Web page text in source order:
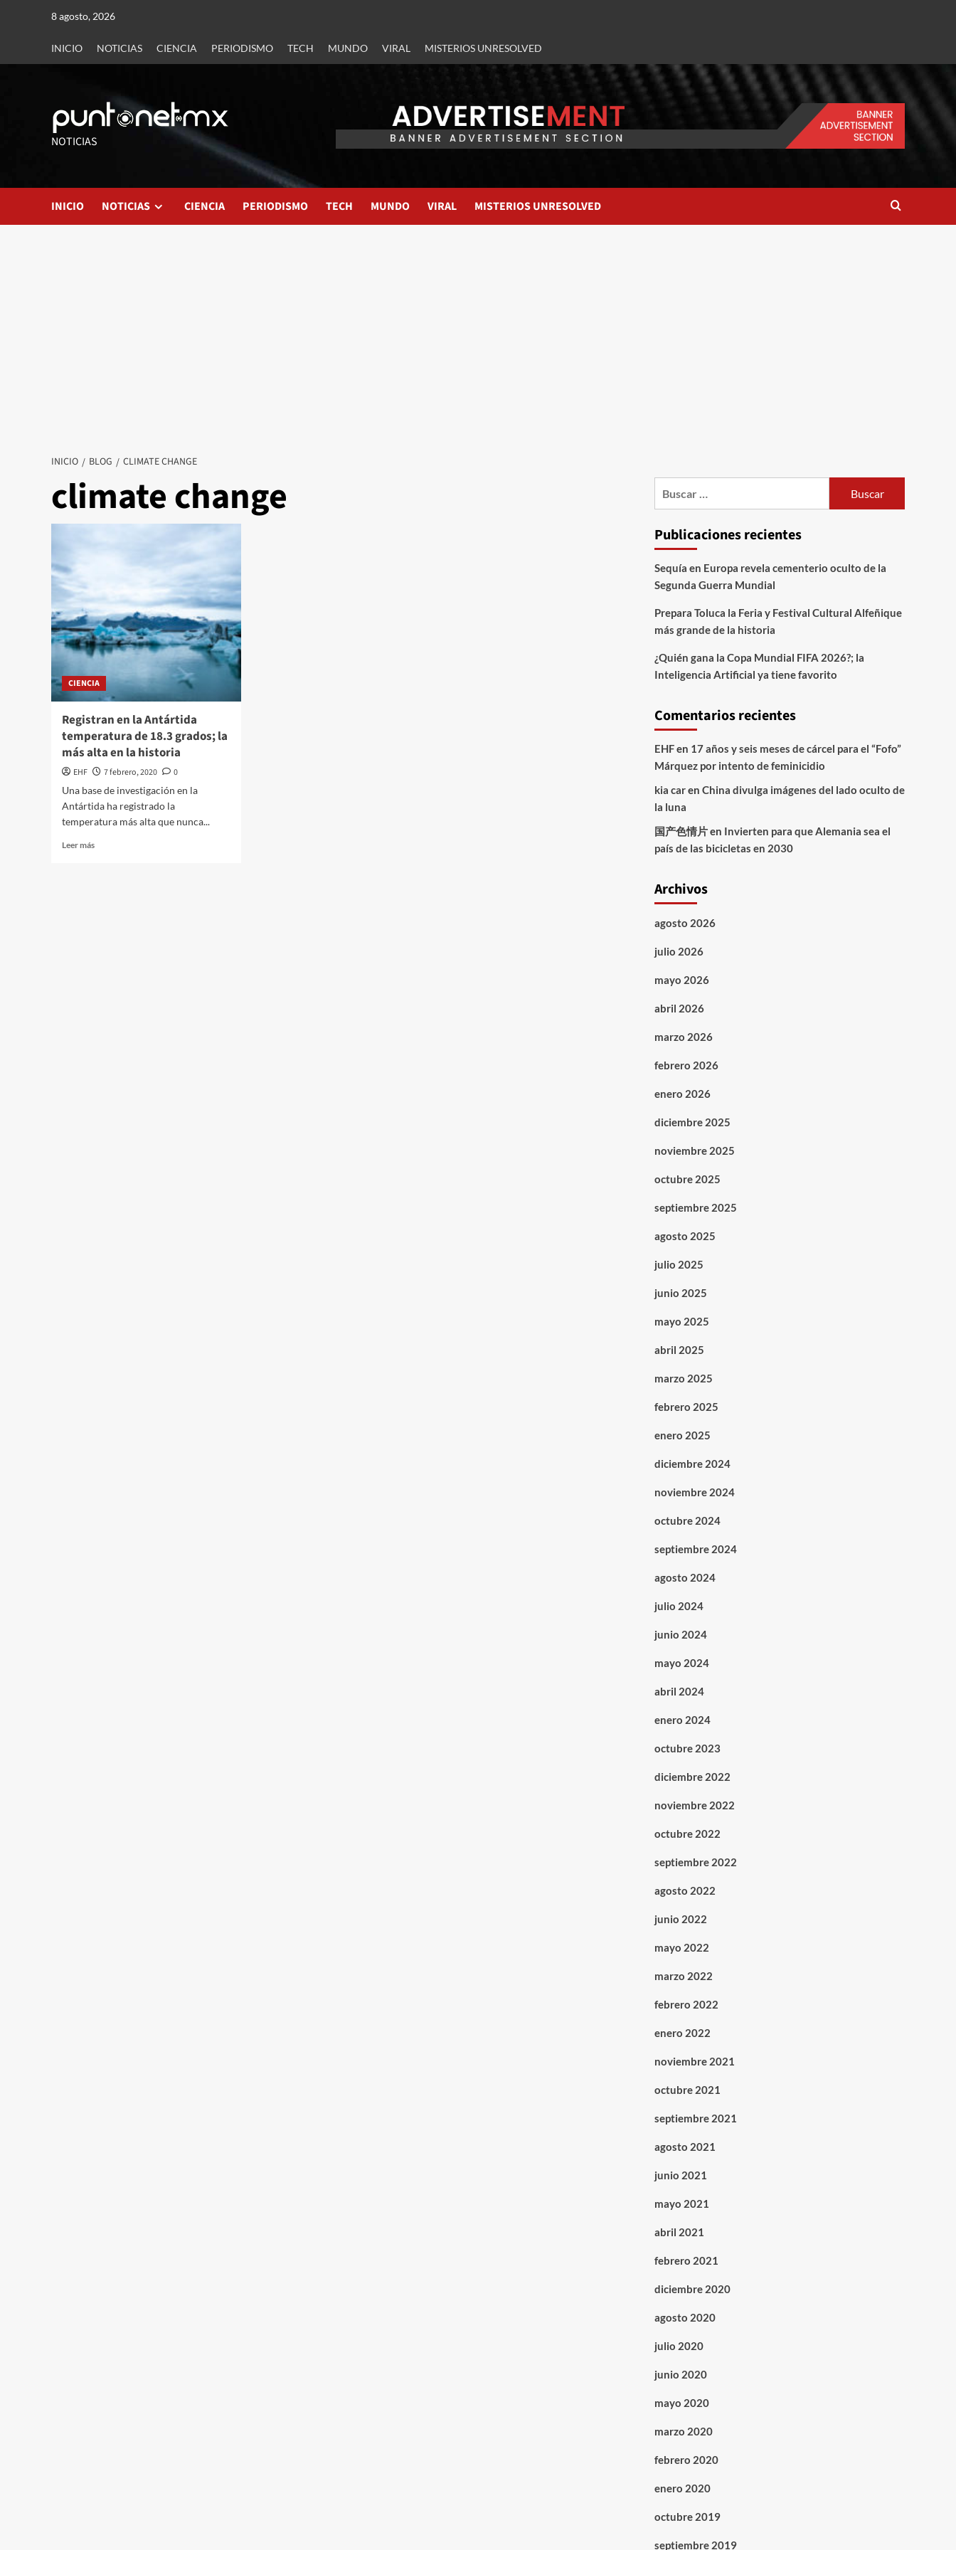
8 agosto, 2026
INICIO NOTICIAS CIENCIA PERIODISMO TECH MUNDO VIRAL MISTERIOS UNRESOLVED
NOTICIAS
INICIO NOTICIAS CIENCIA PERIODISMO TECH MUNDO VIRAL MISTERIOS UNRESOLVED
INICIO BLOG CLIMATE CHANGE
climate change
CIENCIA
Registran en la Antártida
temperatura de 18.3 grados; la
más alta en la historia
EHF 7 febrero, 2020
0
Una base de investigación en la
Antártida ha registrado la
temperatura más alta que nunca...
Leer más
Publicaciones recientes
Sequía en Europa revela cementerio oculto de la
Segunda Guerra Mundial
Prepara Toluca la Feria y Festival Cultural Alfeñique
más grande de la historia
¿Quién gana la Copa Mundial FIFA 2026?; la
Inteligencia Artificial ya tiene favorito
Comentarios recientes
EHFen 17 años y seis meses de cárcel para el “Fofo”
Márquez por intento de feminicidio
kia caren China divulga imágenes del lado oculto de
la luna
国产色情片en Invierten para que Alemania sea el
país de las bicicletas en 2030
Archivos
agosto 2026
julio 2026
mayo 2026
abril 2026
marzo 2026
febrero 2026
enero 2026
diciembre 2025
noviembre 2025
octubre 2025
septiembre 2025
agosto 2025
julio 2025
junio 2025
mayo 2025
abril 2025
marzo 2025
febrero 2025
enero 2025
diciembre 2024
noviembre 2024
octubre 2024
septiembre 2024
agosto 2024
julio 2024
junio 2024
mayo 2024
abril 2024
enero 2024
octubre 2023
diciembre 2022
noviembre 2022
octubre 2022
septiembre 2022
agosto 2022
junio 2022
mayo 2022
marzo 2022
febrero 2022
enero 2022
noviembre 2021
octubre 2021
septiembre 2021
agosto 2021
junio 2021
mayo 2021
abril 2021
febrero 2021
diciembre 2020
agosto 2020
julio 2020
junio 2020
mayo 2020
marzo 2020
febrero 2020
enero 2020
octubre 2019
septiembre 2019